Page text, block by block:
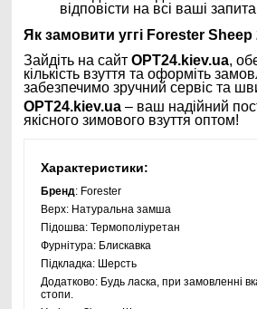
відповісти на всі ваші
Як замовити уггі Forester
Зайдіть на сайтOPT24.kiev.ua,
кількість взуття та оформіть
забезпечимо зручний сервіс та
OPT24.kiev.ua – ваш надійний
якісного зимового взуття оптом!
Характеристики:
Бренд: Forester
Верх: Натуральна замша
Підошва:Термополіуретан
Фурнітура: Блискавка
Підкладка: Шерсть
Додатково: Будь ласка, при замовленні
стопи.